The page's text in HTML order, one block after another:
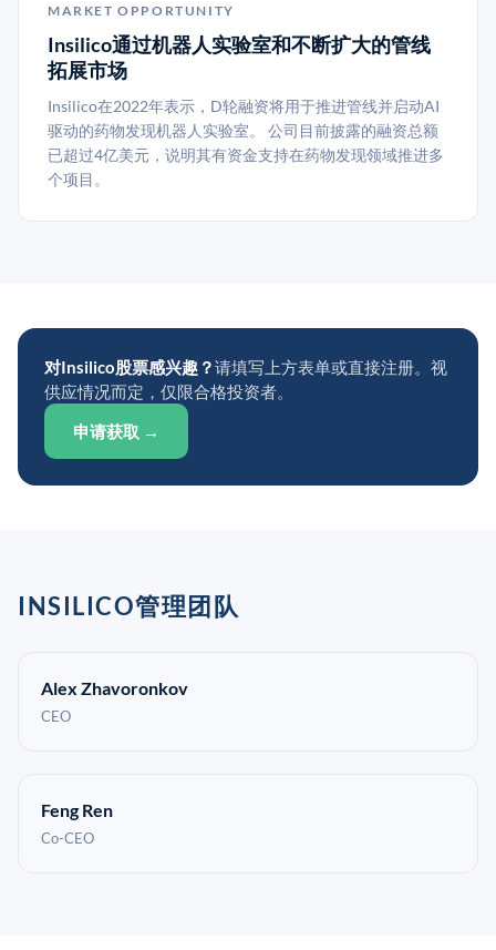
MARKET OPPORTUNITY
Insilico通过机器人实验室和不断扩大的管线
拓展市场
Insilico在2022年表示，D轮融资将用于推进管线并启动AI
驱动的药物发现机器人实验室。 公司目前披露的融资总额
已超过4亿美元，说明其有资金支持在药物发现领域推进多
个项目。
对Insilico股票感兴趣？请填写上方表单或直接注册。视
供应情况而定，仅限合格投资者。
申请获取 →
INSILICO管理团队
Alex Zhavoronkov
CEO
Feng Ren
Co-CEO